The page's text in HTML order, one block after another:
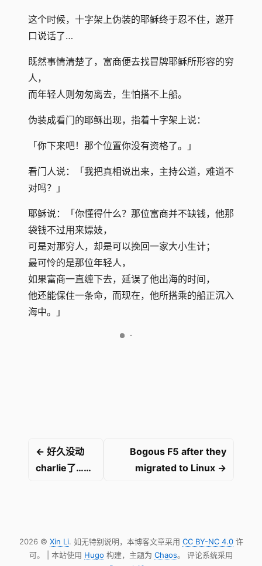
这个时候，十字架上伪装的耶稣终于忍不住，遂开
口说话了…
既然事情清楚了，富商便去找冒牌耶稣所形容的穷
人，
而年轻人则匆匆离去，生怕搭不上船。
伪装成看门的耶稣出现，指着十字架上说：
「你下来吧！那个位置你没有资格了。」
看门人说：「我把真相说出来，主持公道，难道不
对吗？」
耶稣说：「你懂得什么？那位富商并不缺钱，他那
袋钱不过用来嫖妓，
可是对那穷人，却是可以挽回一家大小生计；
最可怜的是那位年轻人，
如果富商一直缠下去，延误了他出海的时间，
他还能保住一条命，而现在，他所搭乘的船正沉入
海中。」
← 好久没动
charlie了……
Bogous F5 after they
migrated to Linux →
2026 © Xin Li. 如无特别说明，本博客文章采用 CC BY-NC 4.0许
可。 | 本站使用 Hugo 构建，主题为 Chaos。 评论系统采用